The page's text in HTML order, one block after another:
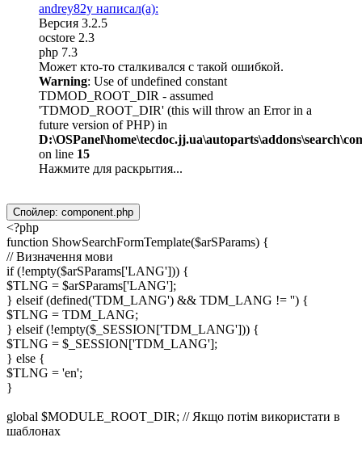
andrey82y написал(а):
Версия 3.2.5
ocstore 2.3
php 7.3
Может кто-то сталкивался с такой ошибкой.
Warning: Use of undefined constant
TDMOD_ROOT_DIR - assumed
'TDMOD_ROOT_DIR' (this will throw an Error in a
future version of PHP) in
on line 15
Нажмите для раскрытия...
Спойлер: component.php
<?php
function ShowSearchFormTemplate($arSParams) {
// Визначення мови
if (!empty($arSParams['LANG'])) {
$TLNG = $arSParams['LANG'];
} elseif (defined('TDM_LANG') && TDM_LANG != '') {
$TLNG = TDM_LANG;
} elseif (!empty($_SESSION['TDM_LANG'])) {
$TLNG = $_SESSION['TDM_LANG'];
} else {
$TLNG = 'en';
}
global $MODULE_ROOT_DIR; // Якщо потім використати в
шаблонах